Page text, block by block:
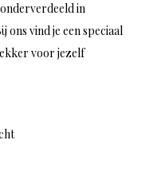
in
ons vind je een speciaal
voor jezelf